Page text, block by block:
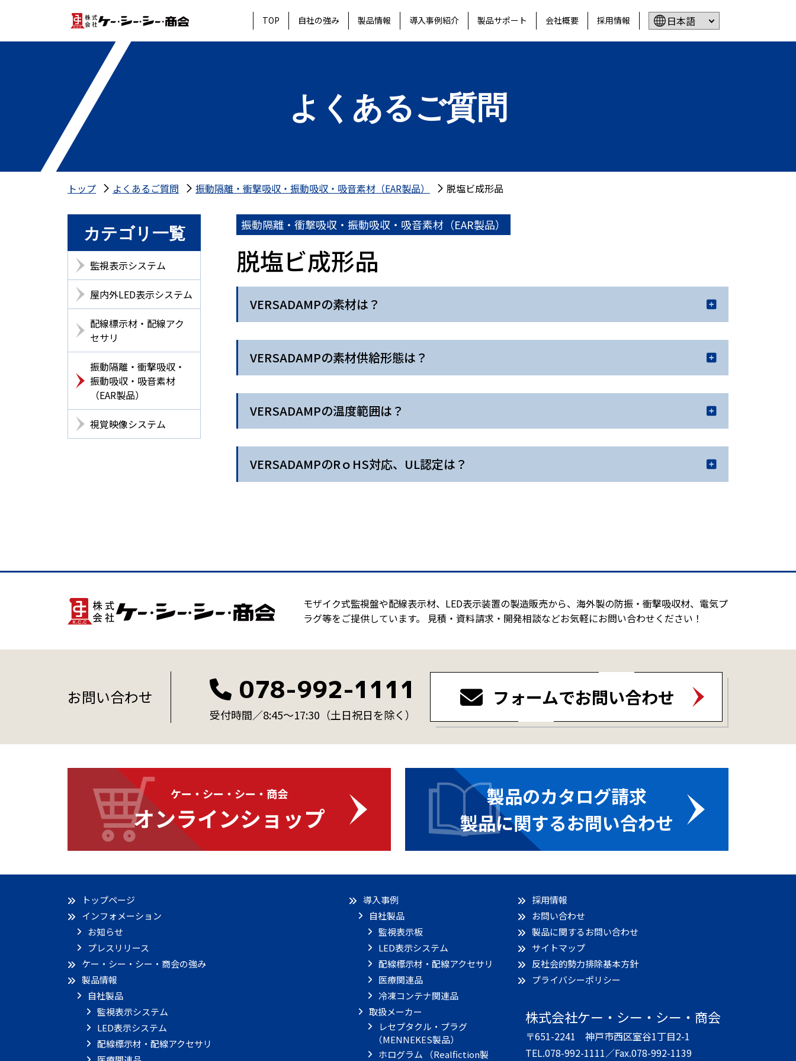
TOP 自社の強み 製品情報 導入事例紹介 製品サポート 会社概要 採用情報
よくあるご質問
トップ よくあるご質問 振動隔離・衝撃吸収・振動吸収・吸音素材（EAR製品） 脱塩ビ成形品
振動隔離・衝撃吸収・振動吸収・吸音素材（EAR製品）
脱塩ビ成形品
VERSADAMPの素材は？
VERSADAMPの素材供給形態は？
VERSADAMPの温度範囲は？
VERSADAMPのRｏHS対応、UL認定は？
カテゴリ一覧
監視表示システム
屋内外LED表示システム
配線標示材・配線アク
セサリ
振動隔離・衝撃吸収・
振動吸収・吸音素材
（EAR製品）
視覚映像システム
モザイク式監視盤や配線表示材、LED表示装置の製造販売から、海外製の防振・衝撃吸収材、電気プ
ラグ等をご提供しています。 見積・資料請求・開発相談などお気軽にお問い合わせください！
お問い合わせ 078-992-1111
受付時間／8:45～17:30 （土日祝日を除く）
フォームでお問い合わせ
ケー・シー・シー・商会
オンラインショップ
製品のカタログ請求
製品に関するお問い合わせ
トップページ
インフォメーション
お知らせ
プレスリリース
ケー・シー・シー・商会の強み
製品情報
自社製品
監視表示システム
LED表示システム
配線標示材・配線アクセサリ
導入事例
自社製品
監視表示板
LED表示システム
配線標示材・配線アクセサリ
医療関連品
冷凍コンテナ関連品
取扱メーカー
レセプタクル・プラグ
（MENNEKES製品）
ホログラム （Realfiction製
採用情報
お問い合わせ
製品に関するお問い合わせ
サイトマップ
反社会的勢力排除基本方針
プライバシーポリシー
株式会社ケー・シー・シー・商会
〒651-2241 神戸市西区室谷1丁目2-1
TEL.078-992-1111／Fax.078-992-1139